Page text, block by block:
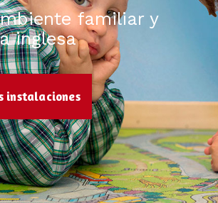
familiar y
inglesa
instalaciones